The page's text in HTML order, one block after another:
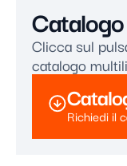
Clicca sul
catalogo
Richiedi il